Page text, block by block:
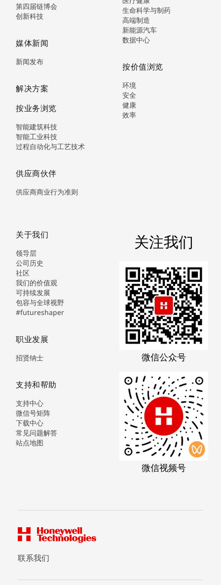
第四届链博会
创新科技
媒体新闻
新闻发布
解决方案
按业务浏览
智能建筑科技
智能工业科技
过程自动化与工艺技术
供应商伙伴
供应商商业行为准则
生命科学与制药
高端制造
新能源汽车
数据中心
按价值浏览
环境
安全
健康
效率
关于我们
领导层
公司历史
社区
我们的价值观
可持续发展
包容与全球视野
#futureshaper
职业发展
招贤纳士
支持和帮助
支持中心
微信号矩阵
下载中心
常见问题解答
站点地图
关注我们
微信公众号
微信视频号
联系我们